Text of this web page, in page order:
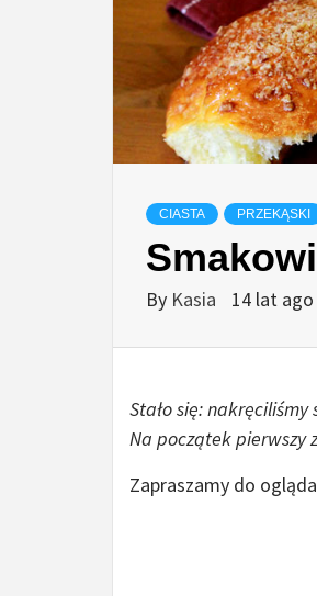
CIASTA PRZEKĄSKI
By Kasia 14 lat ago
Stało się:
Na początek pierwszy
Zapraszamy do